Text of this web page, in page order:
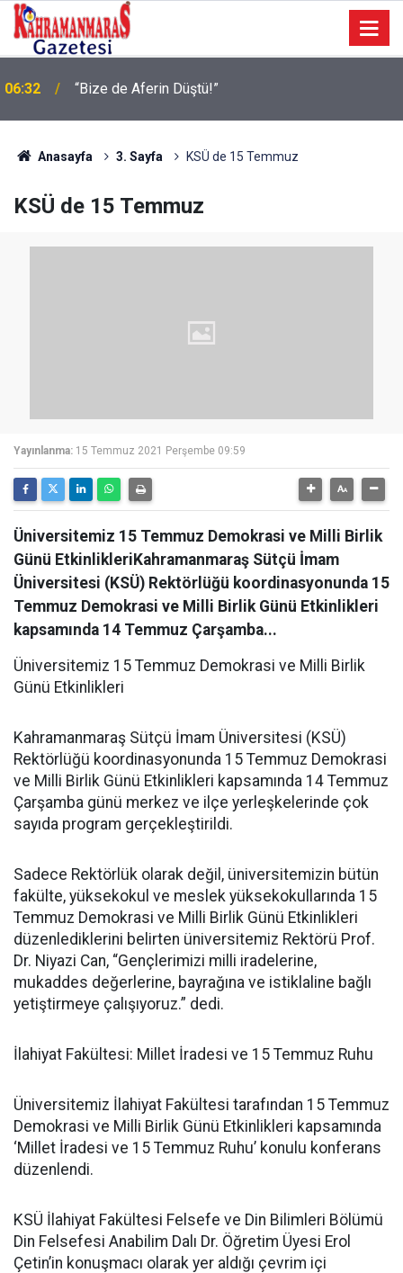
06:09
Geleneksel Ağustos Fuarı’nda Eğlence ve Nostalji
Bir Aradaydı
Anasayfa 3. Sayfa KSÜ de 15 Temmuz
KSÜ de 15 Temmuz
Yayınlanma: 15 Temmuz 2021 Perşembe 09:59
Üniversitemiz 15 Temmuz Demokrasi ve Milli Birlik
Günü EtkinlikleriKahramanmaraş Sütçü İmam
Üniversitesi (KSÜ) Rektörlüğü koordinasyonunda 15
Temmuz Demokrasi ve Milli Birlik Günü Etkinlikleri
kapsamında 14 Temmuz Çarşamba...
Üniversitemiz 15 Temmuz Demokrasi ve Milli Birlik
Günü Etkinlikleri
Kahramanmaraş Sütçü İmam Üniversitesi (KSÜ)
Rektörlüğü koordinasyonunda 15 Temmuz Demokrasi
ve Milli Birlik Günü Etkinlikleri kapsamında 14 Temmuz
Çarşamba günü merkez ve ilçe yerleşkelerinde çok
sayıda program gerçekleştirildi.
Sadece Rektörlük olarak değil, üniversitemizin bütün
fakülte, yüksekokul ve meslek yüksekokullarında 15
Temmuz Demokrasi ve Milli Birlik Günü Etkinlikleri
düzenlediklerini belirten üniversitemiz Rektörü Prof.
Dr. Niyazi Can, “Gençlerimizi milli iradelerine,
mukaddes değerlerine, bayrağına ve istiklaline bağlı
yetiştirmeye çalışıyoruz.” dedi.
İlahiyat Fakültesi: Millet İradesi ve 15 Temmuz Ruhu
Üniversitemiz İlahiyat Fakültesi tarafından 15 Temmuz
Demokrasi ve Milli Birlik Günü Etkinlikleri kapsamında
‘Millet İradesi ve 15 Temmuz Ruhu’ konulu konferans
düzenlendi.
KSÜ İlahiyat Fakültesi Felsefe ve Din Bilimleri Bölümü
Din Felsefesi Anabilim Dalı Dr. Öğretim Üyesi Erol
Çetin’in konuşmacı olarak yer aldığı çevrim içi